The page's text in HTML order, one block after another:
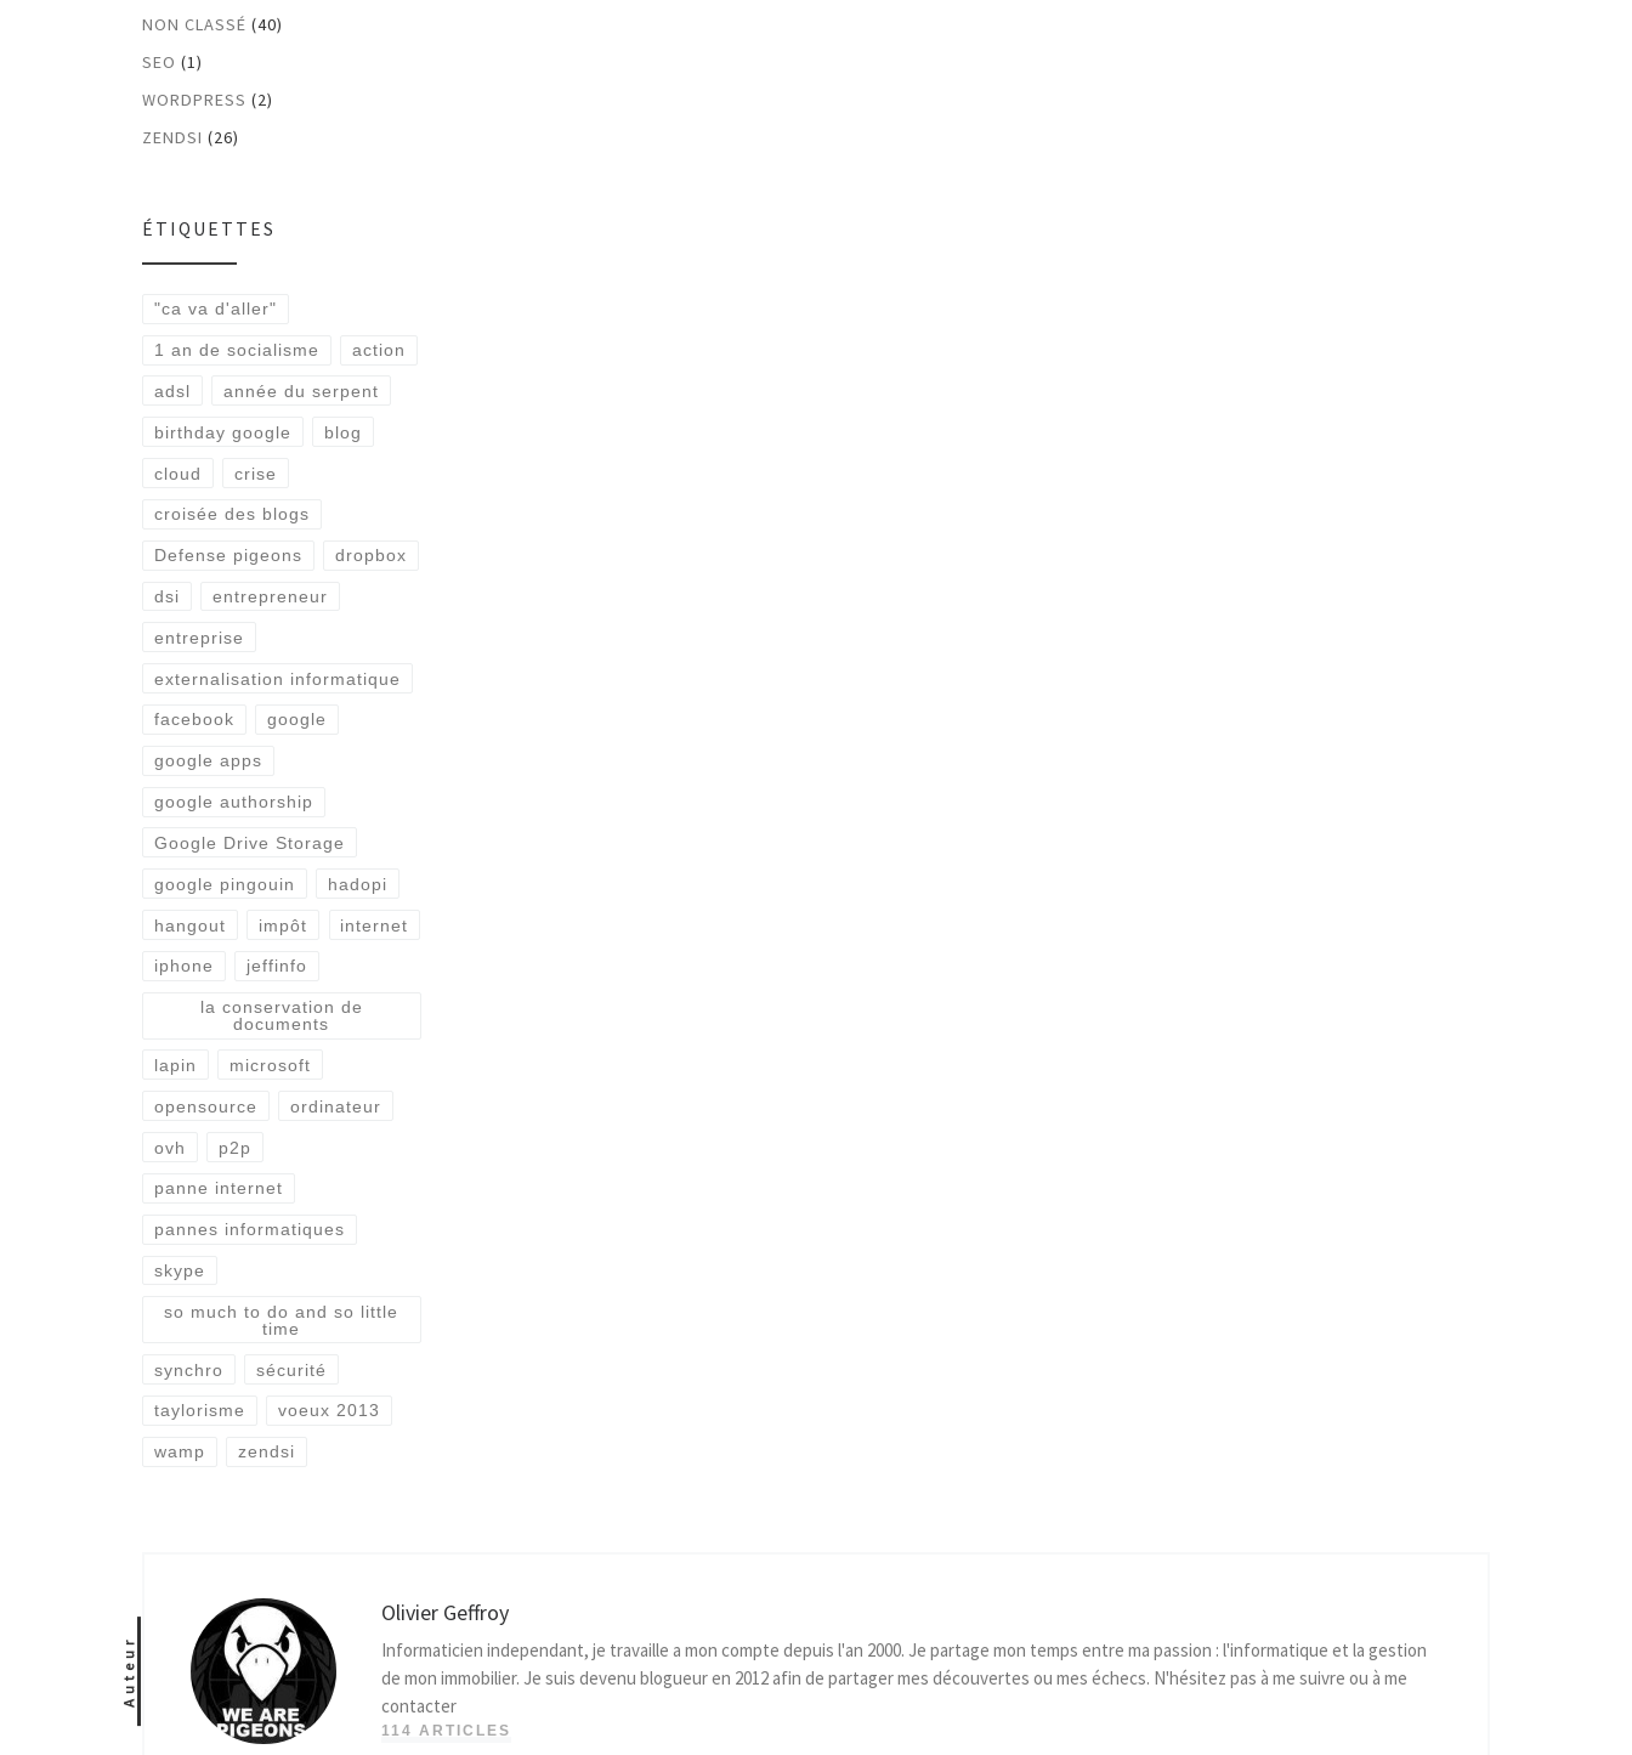
Auteur
Olivier Geffroy
Informaticien independant, je travaille a mon compte depuis l'an 2000. Je partage mon temps entre ma passion : l'informatique et la gestion
de mon immobilier. Je suis devenu blogueur en 2012 afin de partager mes découvertes ou mes échecs. N'hésitez pas à me suivre ou à me
contacter
114 ARTICLES
NON CLASSÉ (40)
SEO (1)
WORDPRESS (2)
ZENDSI (26)
ÉTIQUETTES
"ca va d'aller"
1 an de socialisme action
adsl année du serpent
birthday google blog
cloud crise
croisée des blogs
Defense pigeons dropbox
dsi entrepreneur
entreprise
externalisation informatique
facebook google
google apps
google authorship
Google Drive Storage
google pingouin hadopi
hangout impôt internet
iphone jeffinfo
la conservation de
documents
lapin microsoft
opensource ordinateur
ovh p2p
panne internet
pannes informatiques
skype
so much to do and so little
time
synchro sécurité
taylorisme voeux 2013
wamp zendsi